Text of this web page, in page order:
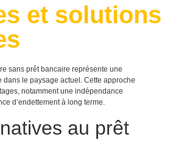
et solutions
sans prêt bancaire représente une
dans le paysage actuel. Cette approche
notamment une indépendance
d’endettement à long terme.
au prêt